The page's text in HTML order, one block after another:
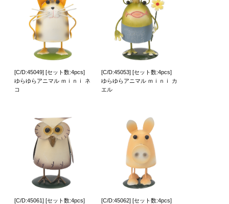
[C/D:45049] [セット数:4pcs]
ゆらゆらアニマル ｍｉｎｉ ネ
コ
[C/D:45053] [セット数:4pcs]
ゆらゆらアニマル ｍｉｎｉ カ
エル
[C/D:45061] [セット数:4pcs]
[C/D:45062] [セット数:4pcs]